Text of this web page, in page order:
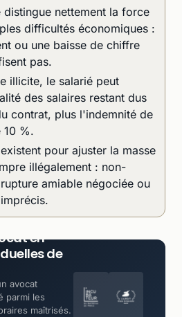
distingue nettement la force
difficultés économiques :
ou une baisse de chiffre
pas.
illicite, le salarié peut
des salaires restant dus
contrat, plus l'indemnité de
%.
pour ajuster la masse
illégalement : non-
amiable négociée ou
en
de
avocat
parmi les
maîtrisés.